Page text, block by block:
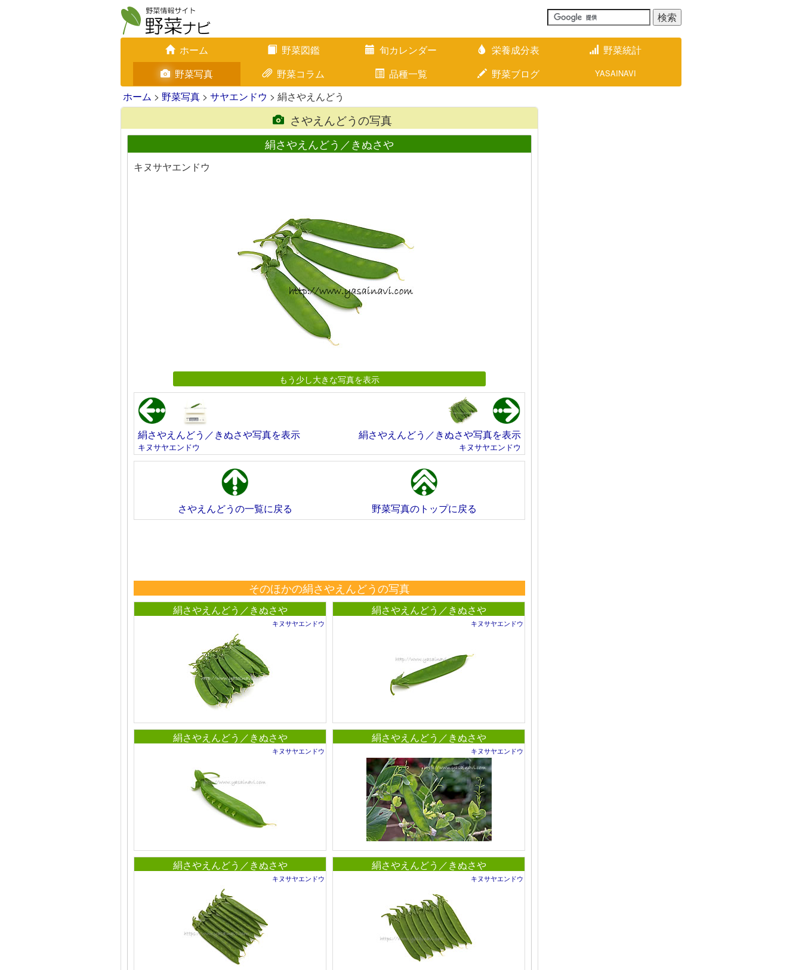
ホーム 野菜図鑑 旬カレンダー 栄養成分表
野菜統計
野菜写真
野菜コラム 品種一覧 野菜ブログ YASAINAVI
ホーム > 野菜写真 > サヤエンドウ > 絹さやえんどう
さやえんどうの写真
絹さやえんどう／きぬさや
キヌサヤエンドウ
もう少し大きな写真を表示
絹さやえんどう／きぬさや写真を表示
キヌサヤエンドウ
絹さやえんどう／きぬさや写真を表示
キヌサヤエンドウ
さやえんどうの一覧に戻る 野菜写真のトップに戻る
そのほかの絹さやえんどうの写真
絹さやえんどう／きぬさや
キヌサヤエンドウ
絹さやえんどう／きぬさや
キヌサヤエンドウ
絹さやえんどう／きぬさや
キヌサヤエンドウ
絹さやえんどう／きぬさや
キヌサヤエンドウ
絹さやえんどう／きぬさや
キヌサヤエンドウ
絹さやえんどう／きぬさや
キヌサヤエンドウ